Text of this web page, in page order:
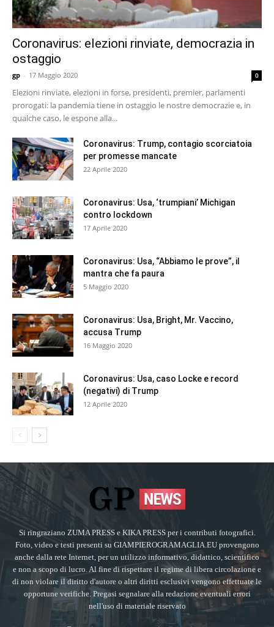
Coronavirus: elezioni rinviate, democrazia in
ostaggio
gp - 17 Maggio 2020 0
Elezioni rinviate, elezioni in forse, presidenti, premier, parlamenti
prorogati: la pandemia tiene in ostaggio le nostre democrazie e, in
qualche caso, le espone alla...
Coronavirus: Trump, contagio scorciatoia
per promesse mancate
22 Aprile 2020
Coronavirus: Usa, ‘trumpiani’ Michigan
contro lockdown
17 Aprile 2020
Coronavirus: Usa, “Abbiamo le prove”, il
mantra che fa paura
5 Maggio 2020
Coronavirus: Usa, Bright, Mr. Vaccino,
accusa Trump
16 Maggio 2020
Coronavirus: Usa, caso Locke e record
(negativi) di Trump
12 Aprile 2020
Si ringraziano ZUMA PRESS e KIKA PRESS per i contributi fotografici.
Foto, video e testi presenti su GIAMPIEROGRAMAGLIA.EU provengono
anche dalla rete Internet, per un utilizzo informativo, didattico, scientifico
e non a scopo di lucro. Al fine di rispettare il regime di libera circolazione e
di non violare il diritto d'autore o altri diritti esclusivi vengono effettuate le
opportune verifiche. Pregasi segnalare alla redazione eventuali errori
nell'uso di materiale riservato